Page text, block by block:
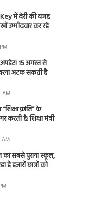
में देरी की वजह
उम्मीदवार कर रहे
अपडेट! 15 अगस्त से
अटक सकती है
AM
क्रांति” के
करती है: शिक्षा मंत्री
AM
सबसे पुराना स्कूल,
है हजारों छात्रों को